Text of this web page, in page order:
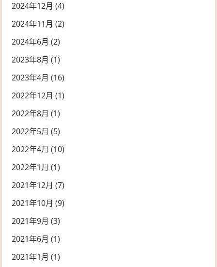
2024年12月 (4)
2024年11月 (2)
2024年6月 (2)
2023年8月 (1)
2023年4月 (16)
2022年12月 (1)
2022年8月 (1)
2022年5月 (5)
2022年4月 (10)
2022年1月 (1)
2021年12月 (7)
2021年10月 (9)
2021年9月 (3)
2021年6月 (1)
2021年1月 (1)